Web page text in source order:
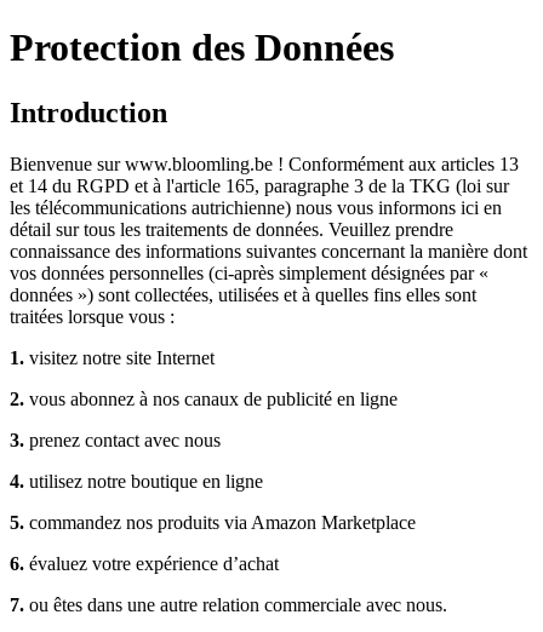
Protection des Données
Introduction
Bienvenue sur www.bloomling.be ! Conformément aux articles 13
et 14 du RGPD et à l'article 165, paragraphe 3 de la TKG (loi sur
les télécommunications autrichienne) nous vous informons ici en
détail sur tous les traitements de données. Veuillez prendre
connaissance des informations suivantes concernant la manière dont
vos données personnelles (ci-après simplement désignées par «
données ») sont collectées, utilisées et à quelles fins elles sont
traitées lorsque vous :
1. visitez notre site Internet
2. vous abonnez à nos canaux de publicité en ligne
3. prenez contact avec nous
4. utilisez notre boutique en ligne
5. commandez nos produits via Amazon Marketplace
6. évaluez votre expérience d’achat
7. ou êtes dans une autre relation commerciale avec nous.